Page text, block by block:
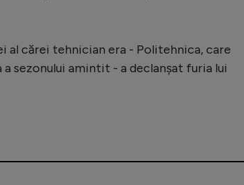
al cărei tehnician era - Politehnica, care
a sezonului amintit - a declanșat furia lui